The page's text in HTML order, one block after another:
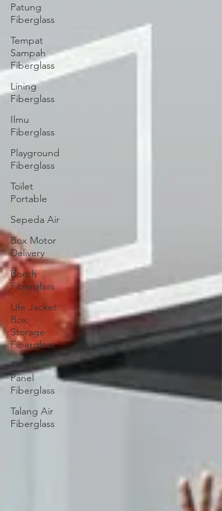
Patung
Fiberglass
Tempat
Sampah
Fiberglass
Lining
Fiberglass
Ilmu
Fiberglass
Playground
Fiberglass
Toilet
Portable
Sepeda Air
Box Motor
Delivery
Booth
Fiberglass
Life Jacket
Box
Storage
Fiberglass
Tangki
Panel
Fiberglass
Talang Air
Fiberglass